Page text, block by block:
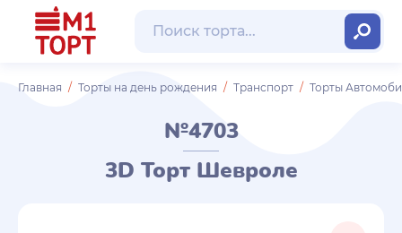
Главная Торты на день рождения Транспорт Торты
№4703
3D Торт Шевроле